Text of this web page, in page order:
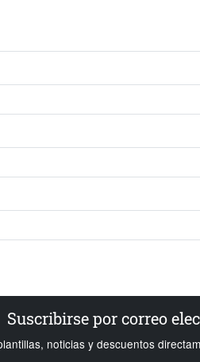
Suscribirse por correo
noticias y descuentos